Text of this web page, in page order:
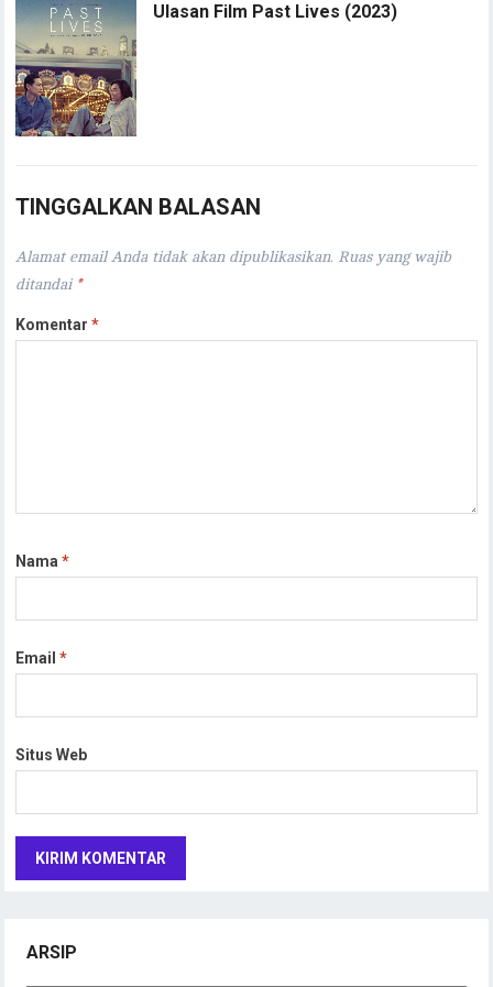
Ulasan Film Past Lives (2023)
TINGGALKAN BALASAN
Alamat email Anda tidak akan dipublikasikan. Ruas yang wajib
ditandai *
Komentar*
Nama*
Email*
Situs Web
ARSIP